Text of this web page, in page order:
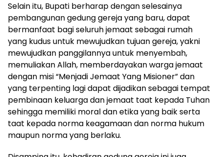
Selain itu, Bupati berharap dengan selesainya
pembangunan gedung gereja yang baru, dapat
bermanfaat bagi seluruh jemaat sebagai rumah
yang kudus untuk mewujudkan tujuan gereja, yakni
mewujudkan panggilannya untuk menyembah,
memuliakan Allah, memberdayakan warga jemaat
dengan misi “Menjadi Jemaat Yang Misioner” dan
yang terpenting lagi dapat dijadikan sebagai tempat
pembinaan keluarga dan jemaat taat kepada Tuhan
sehingga memiliki moral dan etika yang baik serta
taat kepada norma keagamaan dan norma hukum
maupun norma yang berlaku.